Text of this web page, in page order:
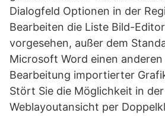
Dialogfeld Optionen in der
Bearbeiten die Liste Bild-
vorgesehen, außer dem
Microsoft Word einen
Bearbeitung importierter
Stört Sie die Möglichkeit in
Weblayoutansicht per